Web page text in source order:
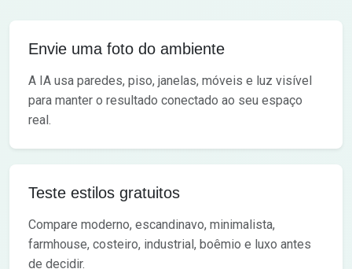
Envie uma foto do ambiente
A IA usa paredes, piso, janelas, móveis e luz visível
para manter o resultado conectado ao seu espaço
real.
Teste estilos gratuitos
Compare moderno, escandinavo, minimalista,
farmhouse, costeiro, industrial, boêmio e luxo antes
de decidir.